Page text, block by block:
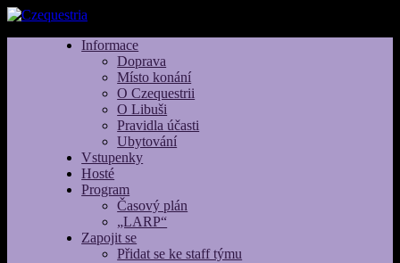
Informace
Doprava
Místo konání
O Czequestrii
O Libuši
Pravidla účasti
Ubytování
Vstupenky
Hosté
Program
Časový plán
„LARP“
Zapojit se
Přidat se ke staff týmu